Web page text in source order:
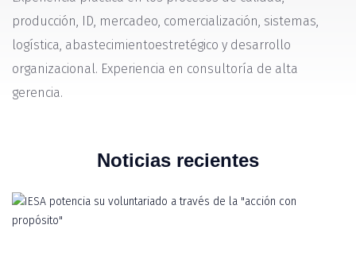
producción, ID, mercadeo, comercialización, sistemas,
logística, abastecimientoestretégico y desarrollo
organizacional. Experiencia en consultoría de alta
gerencia.
Noticias recientes